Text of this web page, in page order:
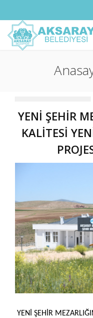
YENİ ŞEHİR
KALİTESİ
YENİ ŞEHİR